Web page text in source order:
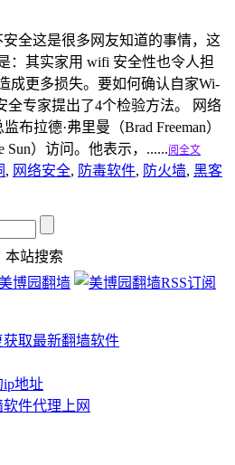
安全这是很多网友知道的事情，这
：其实家用 wifi 安全性也令人担
成更多损失。要如何确认自家Wi-
全专家提出了4个检验方法。 网络
布拉德·弗里曼（Brad Freeman）
）访问。他表示，......阅全文
, 网络安全, 防毒软件, 防火墙, 黑客
本站搜索
取最新翻墙软件
ip地址
件代理上网